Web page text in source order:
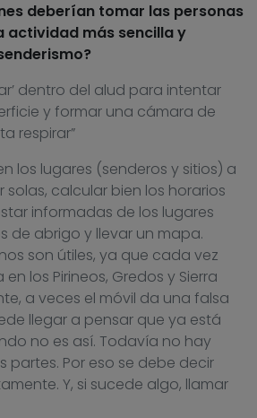
deberían tomar las personas
actividad más sencilla y
dentro del alud para intentar
y formar una cámara de
respirar”
los lugares (senderos y sitios) a
solas, calcular bien los horarios
informadas de los lugares
de abrigo y llevar un mapa.
son útiles, ya que cada vez
los Pirineos, Gredos y Sierra
a veces el móvil da una falsa
llegar a pensar que ya está
no es así. Todavía no hay
partes. Por eso se debe decir
Y, si sucede algo, llamar